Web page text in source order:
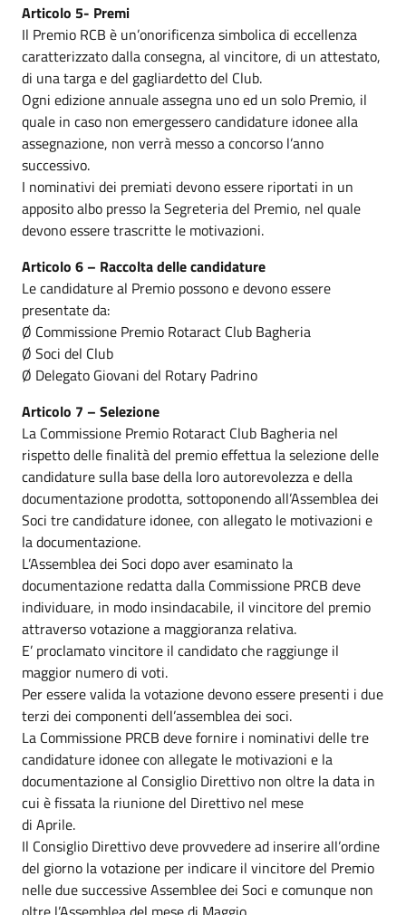
Articolo 5- Premi
Il Premio RCB è un’onorificenza simbolica di eccellenza
caratterizzato dalla consegna, al vincitore, di un attestato,
di una targa e del gagliardetto del Club.
Ogni edizione annuale assegna uno ed un solo Premio, il
quale in caso non emergessero candidature idonee alla
assegnazione, non verrà messo a concorso l’anno
successivo.
I nominativi dei premiati devono essere riportati in un
apposito albo presso la Segreteria del Premio, nel quale
devono essere trascritte le motivazioni.
Articolo 6 – Raccolta delle candidature
Le candidature al Premio possono e devono essere
presentate da:
Ø Commissione Premio Rotaract Club Bagheria
Ø Soci del Club
Ø Delegato Giovani del Rotary Padrino
Articolo 7 – Selezione
La Commissione Premio Rotaract Club Bagheria nel
rispetto delle finalità del premio effettua la selezione delle
candidature sulla base della loro autorevolezza e della
documentazione prodotta, sottoponendo all’Assemblea dei
Soci tre candidature idonee, con allegato le motivazioni e
la documentazione.
L’Assemblea dei Soci dopo aver esaminato la
documentazione redatta dalla Commissione PRCB deve
individuare, in modo insindacabile, il vincitore del premio
attraverso votazione a maggioranza relativa.
E’ proclamato vincitore il candidato che raggiunge il
maggior numero di voti.
Per essere valida la votazione devono essere presenti i due
terzi dei componenti dell’assemblea dei soci.
La Commissione PRCB deve fornire i nominativi delle tre
candidature idonee con allegate le motivazioni e la
documentazione al Consiglio Direttivo non oltre la data in
cui è fissata la riunione del Direttivo nel mese
di Aprile.
Il Consiglio Direttivo deve provvedere ad inserire all’ordine
del giorno la votazione per indicare il vincitore del Premio
nelle due successive Assemblee dei Soci e comunque non